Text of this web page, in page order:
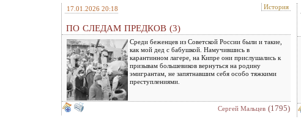
17.01.2026 20:18 История
ПО СЛЕДАМ ПРЕДКОВ (3)
Среди беженцев из Советской России были и такие,
как мой дед с бабушкой. Намучившись в
карантинном лагере, на Кипре они прислушались к
призывам большевиков вернуться на родину
эмигрантам, не запятнавшим себя особо тяжкими
преступлениями.
Сергей Мальцев (1795)